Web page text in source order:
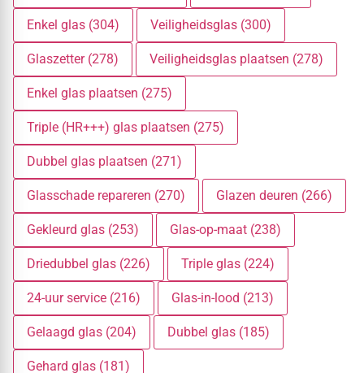
Enkel glas (304) Veiligheidsglas (300)
Glaszetter (278) Veiligheidsglas plaatsen (278)
Enkel glas plaatsen (275)
Triple (HR+++) glas plaatsen (275)
Dubbel glas plaatsen (271)
Glasschade repareren (270) Glazen deuren (266)
Gekleurd glas (253) Glas-op-maat (238)
Driedubbel glas (226) Triple glas (224)
24-uur service (216) Glas-in-lood (213)
Gelaagd glas (204) Dubbel glas (185)
Gehard glas (181)